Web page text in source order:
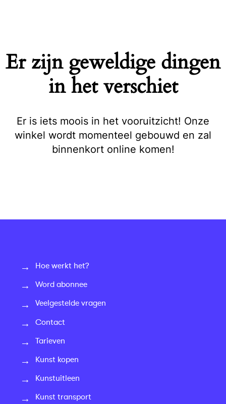
Er zijn geweldige dingen
in het verschiet
Er is iets moois in het vooruitzicht! Onze
winkel wordt momenteel gebouwd en zal
binnenkort online komen!
Hoe werkt het?
Word abonnee
Veelgestelde vragen
Contact
Tarieven
Kunst kopen
Kunstuitleen
Kunst transport